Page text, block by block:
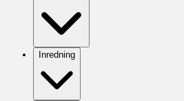
Inredning